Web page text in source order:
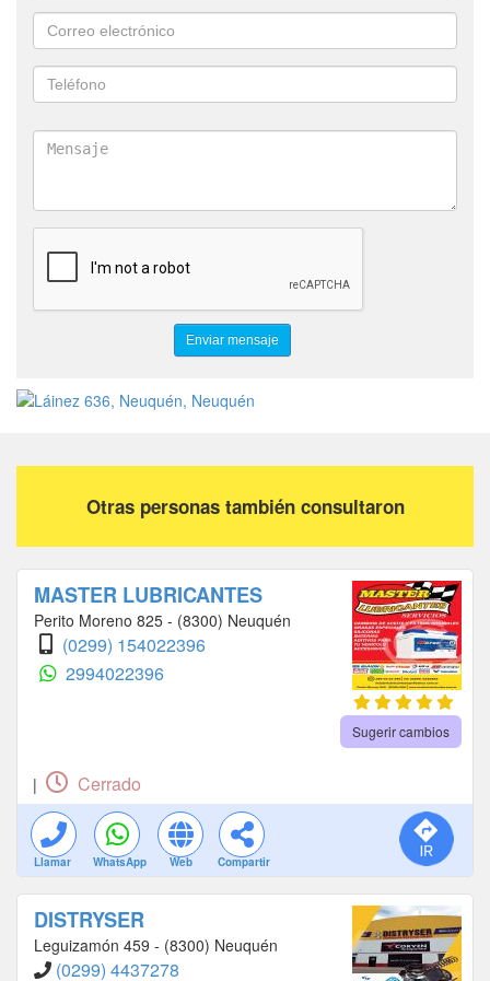
ENGRANAJES
RÓTULAS BARRA ESTABILIZADORA CAZOLETAS
PROTECTOR FRONTAL TOYOTA HILUX
KIT DE SEGURIDAD TOYOTA OPTICA TOYOTA ETIOS
GUARDAPLAST PASARRUEDA TOYOTA COROLLA
TAPA DE VALVULA TOYOTA SW4
Otras personas también consultaron
MASTER LUBRICANTES
Perito Moreno 825 - (8300) Neuquén
(0299) 154022396
2994022396
Sugerir cambios
| Cerrado
Llamar WhatsApp Web Compartir
DISTRYSER
Leguizamón 459 - (8300) Neuquén
(0299) 4437278